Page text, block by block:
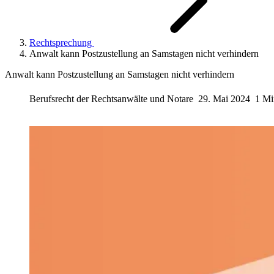
Rechtsprechung
Anwalt kann Postzustellung an Samstagen nicht verhindern
Anwalt kann Postzustellung an Samstagen nicht verhindern
Berufsrecht der Rechtsanwälte und Notare 29. Mai 2024 1